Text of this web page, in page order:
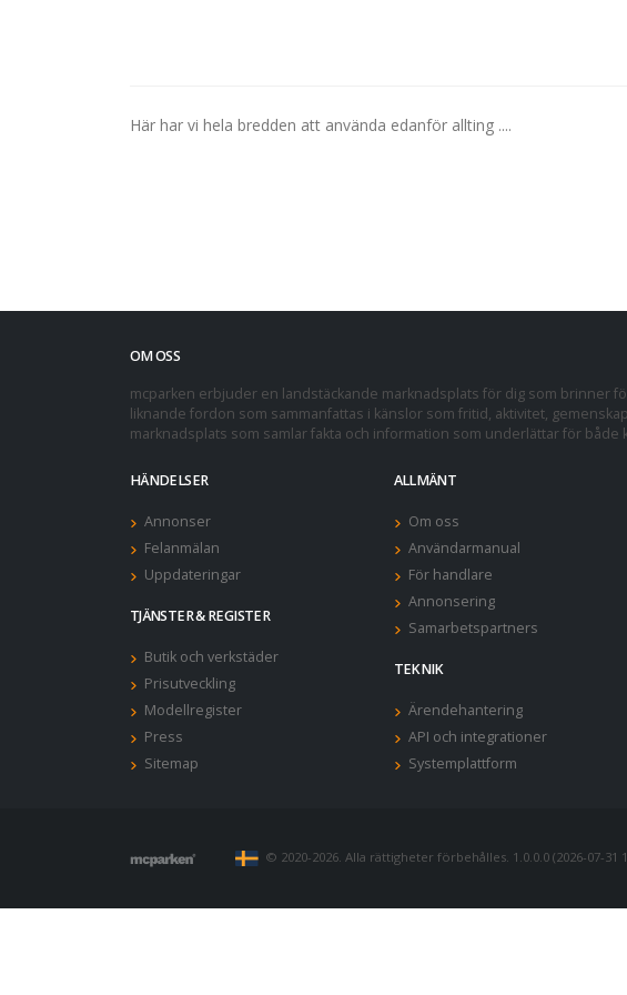
Här har vi hela bredden att använda edanför allting ....
OM OSS
mcparken erbjuder en landstäckande marknadsplats för dig som brinner
liknande fordon som sammanfattas i känslor som fritid, aktivitet,
marknadsplats som samlar fakta och information som underlättar för både
HÄNDELSER
Annonser
Felanmälan
Uppdateringar
TJÄNSTER & REGISTER
Butik och verkstäder
Prisutveckling
Modellregister
Press
Sitemap
ALLMÄNT
Om oss
Användarmanual
För handlare
Annonsering
Samarbetspartners
TEKNIK
Ärendehantering
API och integrationer
Systemplattform
© 2020-2026. Alla rättigheter förbehålles. 1.0.0.0 (2026-07-31